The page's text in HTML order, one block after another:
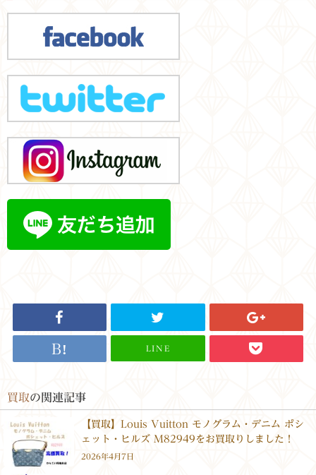
LINE
買取の関連記事
【買取】Louis Vuitton モノグラム・デニム ポシ
ェット・ヒルズ M82949をお買取りしました！
2026年4月7日